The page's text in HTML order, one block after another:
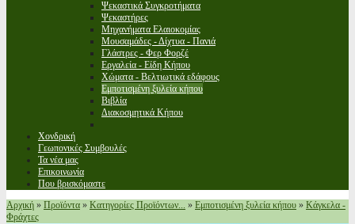
Ψεκαστικά Συγκροτήματα
Ψεκαστήρες
Μηχανήματα Ελαιοκομίας
Μουσαμάδες - Δίχτυα - Πανιά
Γλάστρες - Φερ Φορζέ
Εργαλεία - Είδη Κήπου
Χώματα - Βελτιωτικά εδάφους
Εμποτισμένη ξυλεία κήπου
Βιβλία
Διακοσμητικά Κήπου
Χονδρική
Γεωπονικές Συμβουλές
Τα νέα μας
Επικοινωνία
Που βρισκόμαστε
Αρχική » Προϊόντα » Κατηγορίες Προϊόντων... » Εμποτισμένη ξυλεία κήπου » Κάγκελα -
Φράχτες